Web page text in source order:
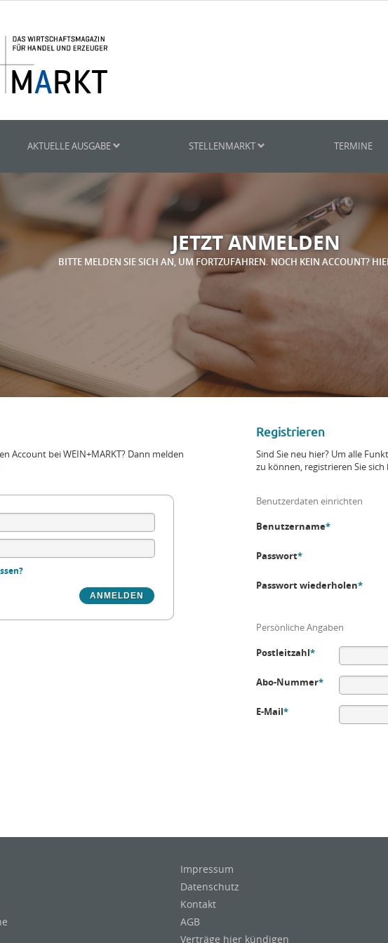
AKTUELLE AUSGABE STELLENMARKT TERMINE
JETZT ANMELDEN
BITTE MELDEN SIE SICH AN, UM FORTZUFAHREN. NOCH KEIN ACCOUNT?
Account bei WEIN+MARKT? Dann melden
Registrieren
Sind Sie neu hier? Um alle
zu können, registrieren Sie
Benutzerdaten einrichten
Benutzername*
Passwort*
Passwort wiederholen*
Persönliche Angaben
Postleitzahl*
Abo-Nummer*
E-Mail*
Impressum
Datenschutz
Kontakt
AGB
Verträge hier kündigen